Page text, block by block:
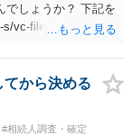
でしょうか？ 下記を
s/vc-files/tokyo-s/file/
から決める
#相続人調査・確定